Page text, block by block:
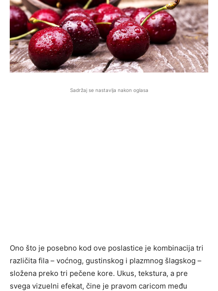
Sadržaj se nastavlja nakon oglasa
Ono što je posebno kod ove poslastice je kombinacija tri
različita fila – voćnog, gustinskog i plazmnog šlagskog –
složena preko tri pečene kore. Ukus, tekstura, a pre
svega vizuelni efekat, čine je pravom caricom među